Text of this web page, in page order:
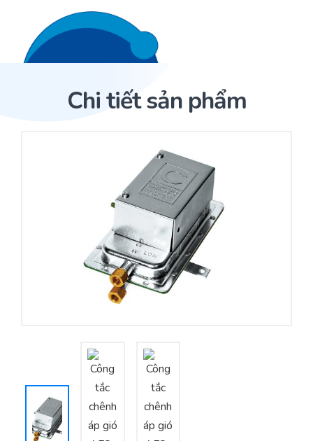
Trang Chủ
Nhà phân phối cảm biến
Nhà sản xuất thiết bị điều khiển
Cung cấp giải pháp quản lý cho toà nhà (BMS)
Tư vấn – Thiết kế – Cung cấp thiết bị HVAC
Tư vấn thiết kế, thi công tủ điều khiển
Thi công – Lắp đặt hệ thống HVAC
Chi tiết sản phẩm
Cảm biến áp suất